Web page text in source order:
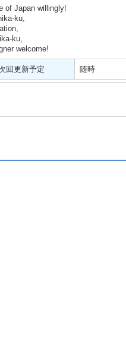
of Japan willingly!
ku,
ku,
welcome!
回更新予定 随時